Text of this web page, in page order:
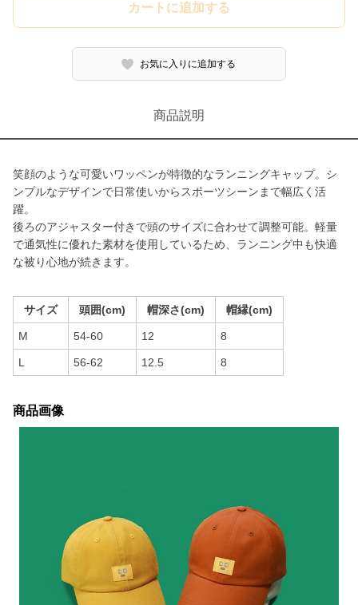
カートに追加する
お気に入りに追加する
商品説明
笑顔のような可愛いワッペンが特徴的なランニングキャップ。シ
ンプルなデザインで日常使いからスポーツシーンまで幅広く活
躍。
後ろのアジャスター付きで頭のサイズに合わせて調整可能。軽量
で通気性に優れた素材を使用しているため、ランニング中も快適
な被り心地が続きます。
サイズ 頭囲(cm) 帽深さ(cm) 帽縁(cm)
M 54-60 12 8
L 56-62 12.5 8
商品画像